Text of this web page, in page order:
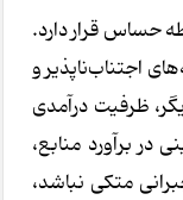
در همین نقطه حساس قرار دارد.
اجتناب‌ناپذیر و
ظرفیت درآمدی
برآورد منابع،
متکی نباشد،